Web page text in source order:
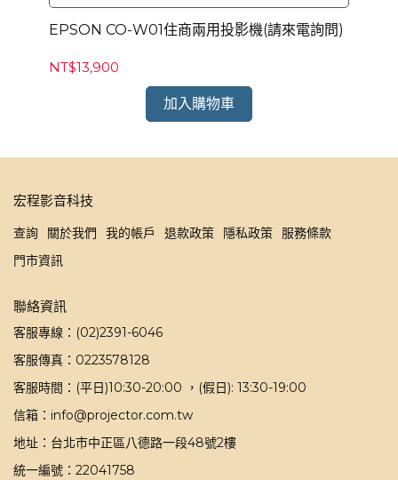
EPSON CO-W01住商兩用投影機(請來電詢問)
NT$13,900
加入購物車
宏程影音科技
查詢 關於我們 我的帳戶 退款政策 隱私政策
服務條款
門市資訊
聯絡資訊
客服專線：(02)2391-6046
客服傳真：0223578128
客服時間：(平日)10:30-20:00 ，(假日): 13:30-19:00
信箱：info@projector.com.tw
地址：台北市中正區八德路一段48號2樓
統一編號：22041758